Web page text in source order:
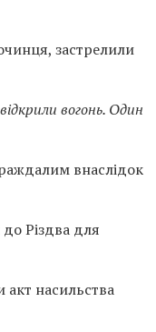
застрелили
вогонь. Один
внаслідок
Різдва для
акт насильства